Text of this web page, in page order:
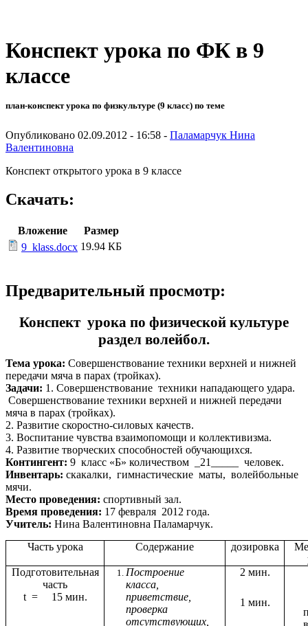
Конспект урока по ФК в 9
классе
план-конспект урока по физкультуре (9 класс) по теме
Опубликовано 02.09.2012 - 16:58 - Паламарчук Нина
Валентиновна
Конспект открытого урока в 9 классе
Скачать:
Вложение
Размер
9_klass.docx 19.94 КБ
Предварительный просмотр:
Конспект урока по физической культуре
раздел волейбол.
Тема урока: Совершенствование техники верхней и нижней
передачи мяча в парах (тройках).
Задачи: 1. Совершенствование техники нападающего удара.
Совершенствование техники верхней и нижней передачи
мяча в парах (тройках).
2. Развитие скоростно-силовых качеств.
3. Воспитание чувства взаимопомощи и коллективизма.
4. Развитие творческих способностей обучающихся.
Контингент: 9 класс «Б» количеством _21_____ человек.
Инвентарь: скакалки, гимнастические маты, волейбольные
мячи.
Место проведения: спортивный зал.
Время проведения: 17 февраля 2012 года.
Учитель: Нина Валентиновна Паламарчук.
Часть урока
Содержание дозировка
Подготовительная
часть
t = 15 мин.
Построение
класса,
приветствие,
проверка
отсутствующих,
2 мин.
1 мин.